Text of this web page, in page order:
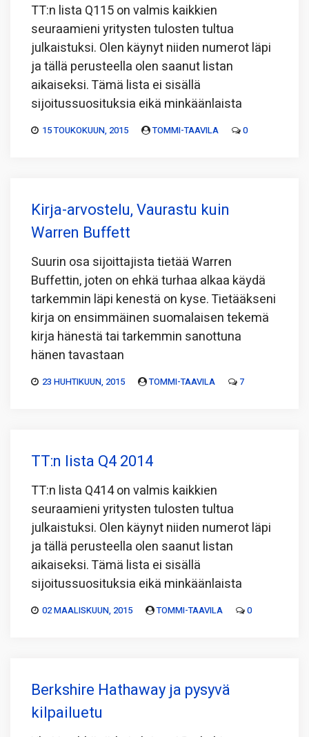
TT:n lista Q115 on valmis kaikkien
seuraamieni yritysten tulosten tultua
julkaistuksi. Olen käynyt niiden numerot läpi
ja tällä perusteella olen saanut listan
aikaiseksi. Tämä lista ei sisällä
sijoitussuosituksia eikä minkäänlaista
15 TOUKOKUUN, 2015 TOMMI-TAAVILA 0
Kirja-arvostelu, Vaurastu kuin
Warren Buffett
Suurin osa sijoittajista tietää Warren
Buffettin, joten on ehkä turhaa alkaa käydä
tarkemmin läpi kenestä on kyse. Tietääkseni
kirja on ensimmäinen suomalaisen tekemä
kirja hänestä tai tarkemmin sanottuna
hänen tavastaan
23 HUHTIKUUN, 2015 TOMMI-TAAVILA 7
TT:n lista Q4 2014
TT:n lista Q414 on valmis kaikkien
seuraamieni yritysten tulosten tultua
julkaistuksi. Olen käynyt niiden numerot läpi
ja tällä perusteella olen saanut listan
aikaiseksi. Tämä lista ei sisällä
sijoitussuosituksia eikä minkäänlaista
02 MAALISKUUN, 2015 TOMMI-TAAVILA 0
Berkshire Hathaway ja pysyvä
kilpailuetu